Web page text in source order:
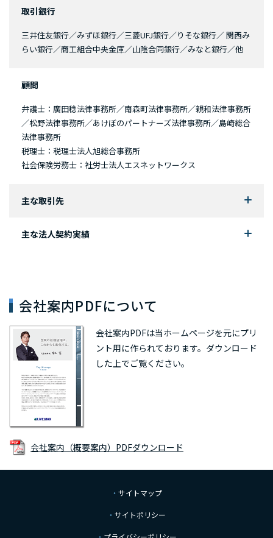
取引銀行
三井住友銀行／みずほ銀行／三菱UFJ銀行／りそな銀行／ 関西み
らい銀行／商工組合中央金庫／山陰合同銀行／みなと銀行／他
顧問
弁護士：廣田稔法律事務所／南森町法律事務所／親和法律事務所
／松野法律事務所／あけぼのパートナーズ法律事務所／島崎総合
法律事務所
税理士：税理士法人旭総合事務所
社会保険労務士：社労士法人エスネットワークス
主な取引先
主な法人契約実績
会社案内PDFについて
会社案内PDFは当ホームページを元にプリ
ント用に作られております。 ダウンロード
した上でご覧ください。
会社案内（概要案内）PDFダウンロード
サイトマップ
サイトポリシー